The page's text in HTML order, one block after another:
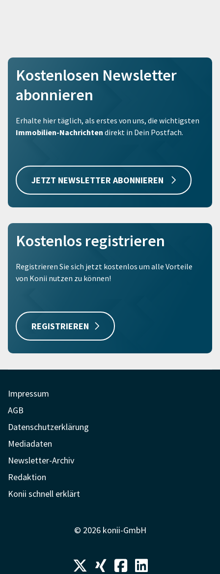
Kostenlosen Newsletter
abonnieren
Erhalte hier täglich, als erstes von uns, die wichtigsten
Immobilien-Nachrichten direkt in Dein Postfach.
JETZT NEWSLETTER ABONNIEREN
Kostenlos registrieren
Registrieren Sie sich jetzt kostenlos um alle Vorteile
von Konii nutzen zu können!
REGISTRIEREN
Impressum
AGB
Datenschutzerklärung
Mediadaten
Newsletter-Archiv
Redaktion
Konii schnell erklärt
© 2026 konii-GmbH